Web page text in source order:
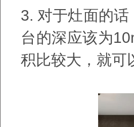
3. 对于灶面的
台的深应该为
积比较大，就可